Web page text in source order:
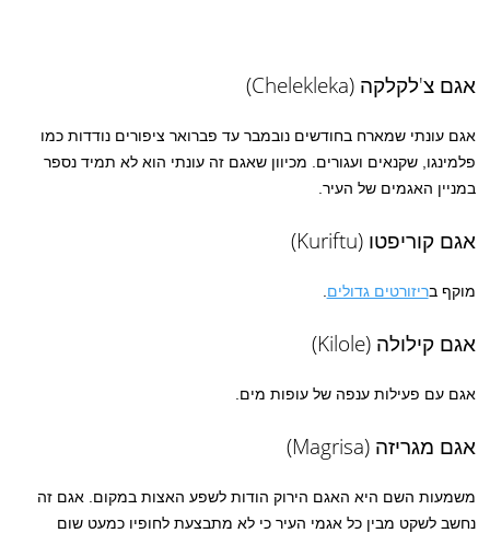
אגם צ'לקלקה (Chelekleka)
אגם עונתי שמארח בחודשים נובמבר עד פברואר ציפורים נודדות כמו
פלמינגו, שקנאים ועגורים. מכיוון שאגם זה עונתי הוא לא תמיד נספר
במניין האגמים של העיר.
אגם קוריפטו (Kuriftu)
מוקף בריזורטים גדולים
אגם קילולה (Kilole)
אגם עם פעילות ענפה של עופות מים.
אגם מגריזה (Magrisa)
משמעות השם היא האגם הירוק הודות לשפע האצות במקום. אגם זה
נחשב לשקט מבין כל אגמי העיר כי לא מתבצעת לחופיו כמעט שום